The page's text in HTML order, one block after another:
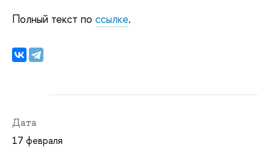
Полный текст по ссылке.
Дата
17 февраля